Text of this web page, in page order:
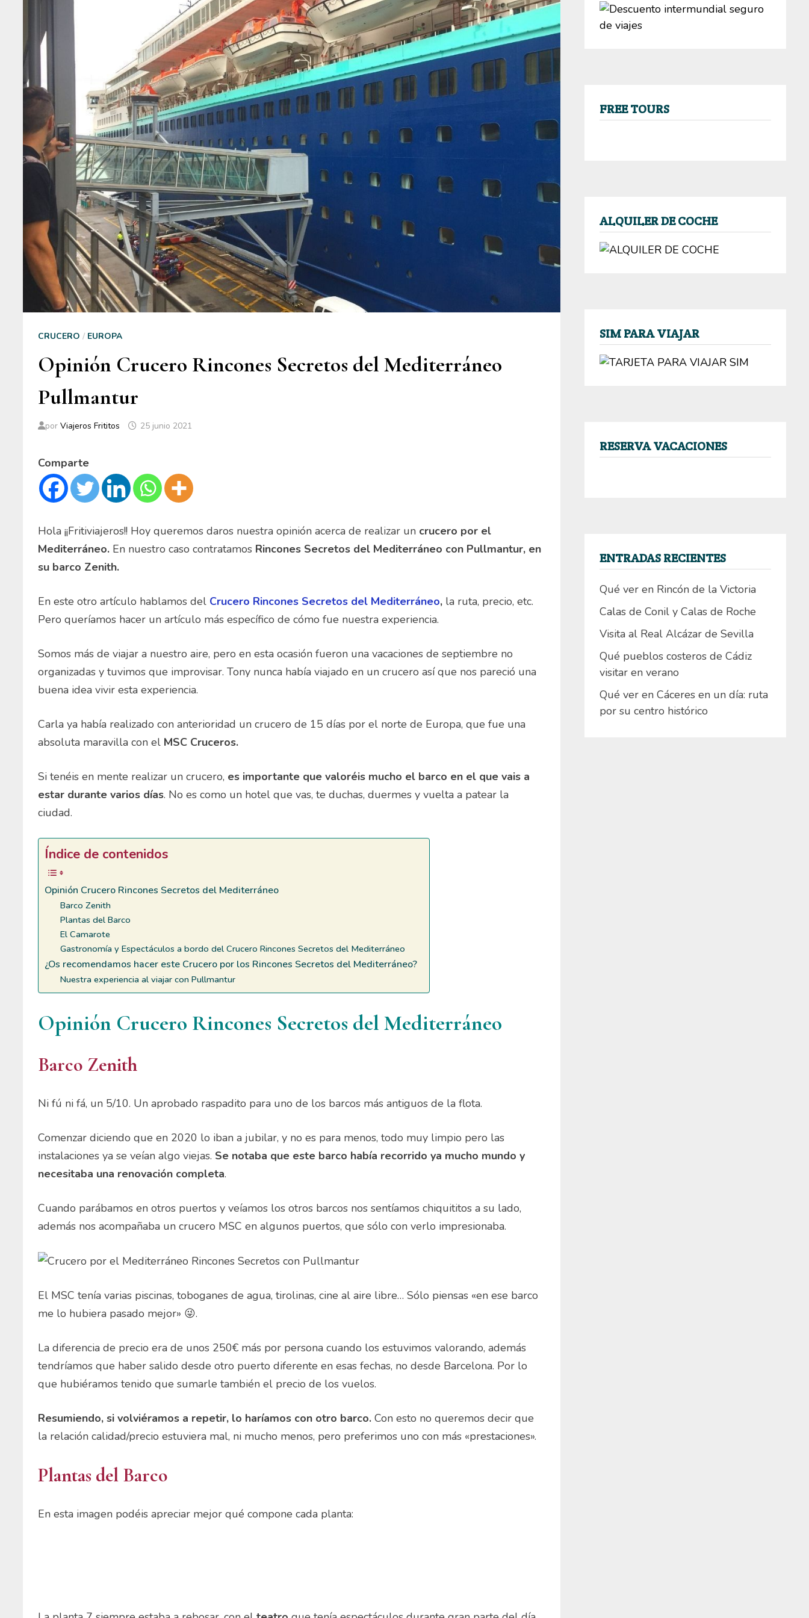
CRUCERO / EUROPA
Opinión Crucero Rincones Secretos del Mediterráneo
Pullmantur
porViajeros Frititos 25 junio 2021
Comparte
Hola ¡¡Fritiviajeros!! Hoy queremos daros nuestra opinión acerca de realizar un crucero por el
Mediterráneo. En nuestro caso contratamos Rincones Secretos del Mediterráneo con Pullmantur, en
su barco Zenith.
En este otro artículo hablamos del Crucero Rincones Secretos del Mediterráneo, la ruta, precio, etc.
Pero queríamos hacer un artículo más específico de cómo fue nuestra experiencia.
Somos más de viajar a nuestro aire, pero en esta ocasión fueron una vacaciones de septiembre no
organizadas y tuvimos que improvisar. Tony nunca había viajado en un crucero así que nos pareció una
buena idea vivir esta experiencia.
Carla ya había realizado con anterioridad un crucero de 15 días por el norte de Europa, que fue una
absoluta maravilla con el MSC Cruceros.
Si tenéis en mente realizar un crucero, es importante que valoréis mucho el barco en el que vais a
estar durante varios días. No es como un hotel que vas, te duchas, duermes y vuelta a patear la
ciudad.
Índice de contenidos
Opinión Crucero Rincones Secretos del Mediterráneo
Barco Zenith
Plantas del Barco
El Camarote
Gastronomía y Espectáculos a bordo del Crucero Rincones Secretos del Mediterráneo
¿Os recomendamos hacer este Crucero por los Rincones Secretos del Mediterráneo?
Nuestra experiencia al viajar con Pullmantur
Opinión Crucero Rincones Secretos del Mediterráneo
Barco Zenith
Ni fú ni fá, un 5/10. Un aprobado raspadito para uno de los barcos más antiguos de la flota.
Comenzar diciendo que en 2020 lo iban a jubilar, y no es para menos, todo muy limpio pero las
instalaciones ya se veían algo viejas. Se notaba que este barco había recorrido ya mucho mundo y
necesitaba una renovación completa.
Cuando parábamos en otros puertos y veíamos los otros barcos nos sentíamos chiquititos a su lado,
además nos acompañaba un crucero MSC en algunos puertos, que sólo con verlo impresionaba.
El MSC tenía varias piscinas, toboganes de agua, tirolinas, cine al aire libre… Sólo piensas «en ese barco
me lo hubiera pasado mejor» 😜.
La diferencia de precio era de unos 250€ más por persona cuando los estuvimos valorando, además
tendríamos que haber salido desde otro puerto diferente en esas fechas, no desde Barcelona. Por lo
que hubiéramos tenido que sumarle también el precio de los vuelos.
Resumiendo, si volviéramos a repetir, lo haríamos con otro barco. Con esto no queremos decir que
la relación calidad/precio estuviera mal, ni mucho menos, pero preferimos uno con más «prestaciones».
Plantas del Barco
En esta imagen podéis apreciar mejor qué compone cada planta:
FREE TOURS
ALQUILER DE COCHE
SIM PARA VIAJAR
RESERVA VACACIONES
ENTRADAS RECIENTES
Qué ver en Rincón de la Victoria
Calas de Conil y Calas de Roche
Visita al Real Alcázar de Sevilla
Qué pueblos costeros de Cádiz
visitar en verano
Qué ver en Cáceres en un día: ruta
por su centro histórico